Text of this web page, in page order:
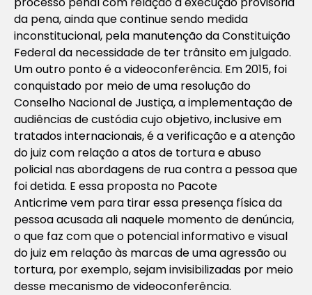
da pena, ainda que continue sendo medida
inconstitucional, pela manutenção da Constituição
Federal da necessidade de ter trânsito em julgado.
Um outro ponto é a videoconferência. Em 2015, foi
conquistado por meio de uma resolução do
Conselho Nacional de Justiça, a implementação de
audiências de custódia cujo objetivo, inclusive em
tratados internacionais, é a verificação e a atenção
do juiz com relação a atos de tortura e abuso
policial nas abordagens de rua contra a pessoa que
foi detida. E essa proposta no Pacote
Anticrime vem para tirar essa presença física da
pessoa acusada ali naquele momento de denúncia,
o que faz com que o potencial informativo e visual
do juiz em relação às marcas de uma agressão ou
tortura, por exemplo, sejam invisibilizadas por meio
desse mecanismo de videoconferência.